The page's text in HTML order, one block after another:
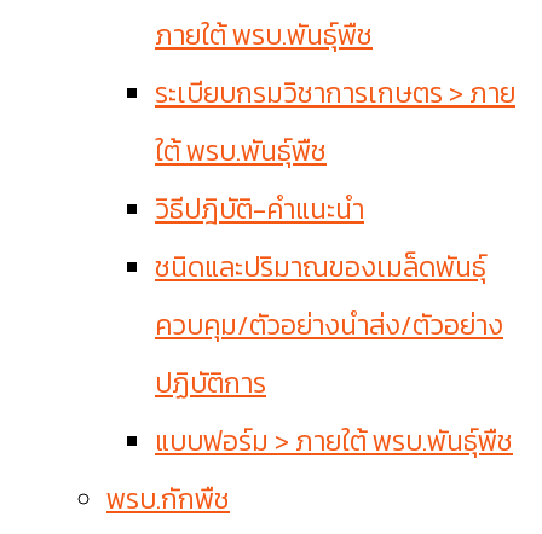
ภายใต้ พรบ.พันธุ์พืช
ระเบียบกรมวิชาการเกษตร > ภาย
ใต้ พรบ.พันธุ์พืช
วิธีปฎิบัติ-คำแนะนำ
ชนิดและปริมาณของเมล็ดพันธุ์
ควบคุม/ตัวอย่างนำส่ง/ตัวอย่าง
ปฏิบัติการ
แบบฟอร์ม > ภายใต้ พรบ.พันธุ์พืช
พรบ.กักพืช